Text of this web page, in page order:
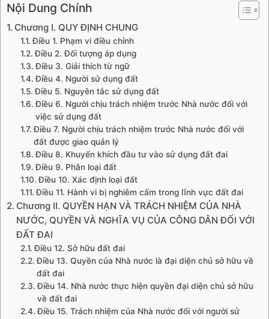
Nội Dung Chính
Chương I. QUY ĐỊNH CHUNG
Điều 1. Phạm vi điều chỉnh
Điều 2. Đối tượng áp dụng
Điều 3. Giải thích từ ngữ
Điều 4. Người sử dụng đất
Điều 5. Nguyên tắc sử dụng đất
Điều 6. Người chịu trách nhiệm trước Nhà nước đối với
việc sử dụng đất
Điều 7. Người chịu trách nhiệm trước Nhà nước đối với
đất được giao quản lý
Điều 8. Khuyến khích đầu tư vào sử dụng đất đai
Điều 9. Phân loại đất
Điều 10. Xác định loại đất
Điều 11. Hành vi bị nghiêm cấm trong lĩnh vực đất đai
Chương II. QUYỀN HẠN VÀ TRÁCH NHIỆM CỦA NHÀ
NƯỚC, QUYỀN VÀ NGHĨA VỤ CỦA CÔNG DÂN ĐỐI VỚI
ĐẤT ĐAI
Điều 12. Sở hữu đất đai
Điều 13. Quyền của Nhà nước là đại diện chủ sở hữu về
đất đai
Điều 14. Nhà nước thực hiện quyền đại diện chủ sở hữu
về đất đai
Điều 15. Trách nhiệm của Nhà nước đối với người sử